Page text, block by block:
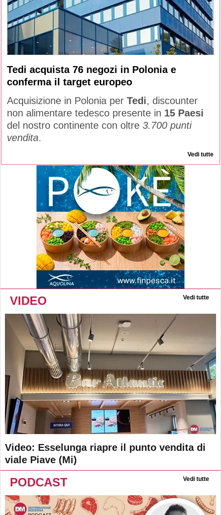
Tedi acquista 76 negozi in Polonia e
conferma il target europeo
Acquisizione in Polonia per Tedi, discounter
non alimentare tedesco presente in 15 Paesi
del nostro continente con oltre 3.700 punti
vendita.
Vedi tutte
VIDEO Vedi tutte
Video: Esselunga riapre il punto vendita di
viale Piave (Mi)
PODCAST Vedi tutte